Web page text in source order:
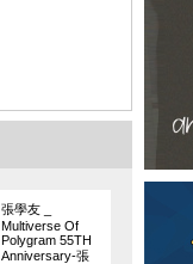
張學友 _
Multiverse Of
Polygram 55TH
Anniversary-張